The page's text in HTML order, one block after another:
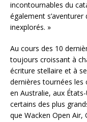
incontournables du
également
inexplorés. »
Au cours des 10
toujours croissant à
écriture stellaire et à
dernières tournées les
en Australie, aux
certains des plus
que Wacken Open Air,